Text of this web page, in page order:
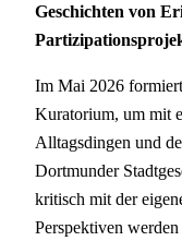
Geschichten von
Im Mai 2026
Kuratorium, um mit
Alltagsdingen und
Dortmunder
kritisch mit der
Perspektiven